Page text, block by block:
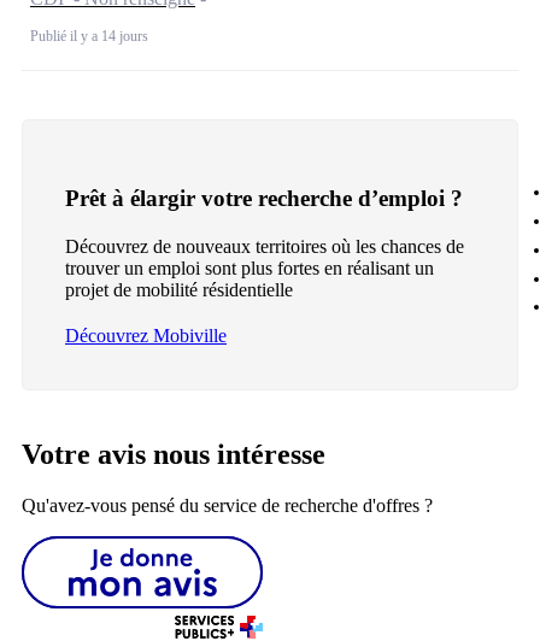
Publié il y a 14 jours
Prêt à élargir votre recherche d’emploi ?
Découvrez de nouveaux territoires où les chances de
trouver un emploi sont plus fortes en réalisant un
projet de mobilité résidentielle
Découvrez Mobiville
Votre avis nous intéresse
Qu'avez-vous pensé du service de recherche d'offres ?